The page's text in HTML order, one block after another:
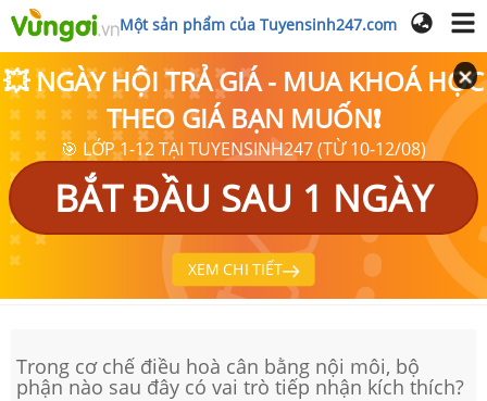
Một sản phẩm của Tuyensinh247.com
💥 NGÀY HỘI TRẢ GIÁ - MUA KHOÁ HỌC
THEO GIÁ BẠN MUỐN❗
🎯 LỚP 1-12 TẠI TUYENSINH247 (TỪ 10-12/08)
BẮT ĐẦU SAU 1 NGÀY
XEM CHI TIẾT
Trong cơ chế điều hoà cân bằng nội môi, bộ
phận nào sau đây có vai trò tiếp nhận kích thích?